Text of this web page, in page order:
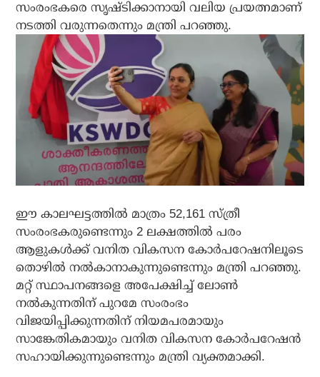
സംരംഭകരെ സൃഷ്ടിക്കാനായി വലിയ പ്രയത്നമാണ്
നടത്തി വരുന്നതെന്നും മന്ത്രി പറഞ്ഞു.
ഈ കാലഘട്ടത്തില്‍ മാത്രം 52,161 സ്ത്രീ
സംരംഭകരുണ്ടെന്നും 2 ലക്ഷത്തില്‍ പരം
ആളുകള്‍ക്ക് വനിത വികസന കോര്‍പറേഷനിലൂടെ
തൊഴില്‍ നല്‍കാനാകുന്നുണ്ടെന്നും മന്ത്രി പറഞ്ഞു.
മറ്റ് സ്ഥാപനങ്ങളെ അപേക്ഷിച്ച് ലോണ്‍
നല്‍കുന്നതിന് പുറമേ സംരംഭം
വിജയിപ്പിക്കുന്നതിന് നിയമപരമായും
സാങ്കേതികമായും വനിത വികസന കോര്‍പറേഷന്‍
സഹായിക്കുന്നുണ്ടെന്നും മന്ത്രി വ്യക്തമാക്കി.